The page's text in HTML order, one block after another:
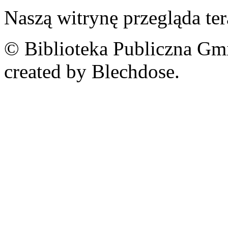
Naszą witrynę przegląda
© Biblioteka Publiczna
created by Blechdose.